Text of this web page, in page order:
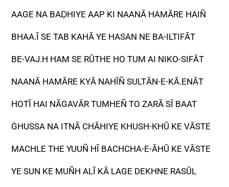
AAGE NA BAḌHIYE AAP KI NAANĀ HAMĀRE HAIÑ
BHAA.Ī SE TAB KAHĀ YE HASAN NE BA-ILTIFĀT
BE-VAJ.H HAM SE RŪTHE HO TUM AI NIKO-SIFĀT
NAANĀ HAMĀRE KYĀ NAHĪÑ SULTĀN-E-KĀ.ENĀT
HOTĪ HAI NĀGAVĀR TUMHEÑ TO ZARĀ SĪ BAAT
ĠHUSSA NA ITNĀ CHĀHIYE ḲHUSH-ḲHŪ KE VĀSTE
MACHLE THE YUUÑ HĪ BACHCHA-E-ĀHŪ KE VĀSTE
YE SUN KE MUÑH ALĪ KĀ LAGE DEKHNE RASŪL